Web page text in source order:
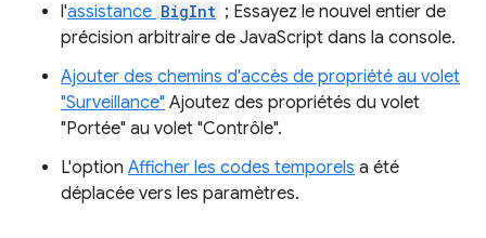
l'assistance BigInt ; Essayez le nouvel entier de
précision arbitraire de JavaScript dans la console.
Ajouter des chemins d'accès de propriété au volet
"Surveillance" Ajoutez des propriétés du volet
"Portée" au volet "Contrôle".
L'option Afficher les codes temporels a été
déplacée vers les paramètres.